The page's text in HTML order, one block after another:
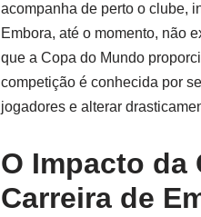
acompanha de perto o clube,
Embora, até o momento, não
que a Copa do Mundo
competição é conhecida por
jogadores e alterar
O Impacto da
Carreira de